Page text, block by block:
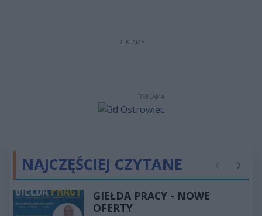
REKLAMA
REKLAMA
NAJCZĘŚCIEJ CZYTANE Poprzednie
GIEŁDA PRACY - NOWE
OFERTY